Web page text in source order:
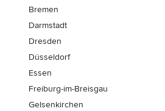
Bremen
Darmstadt
Dresden
Düsseldorf
Essen
Freiburg-im-Breisgau
Gelsenkirchen